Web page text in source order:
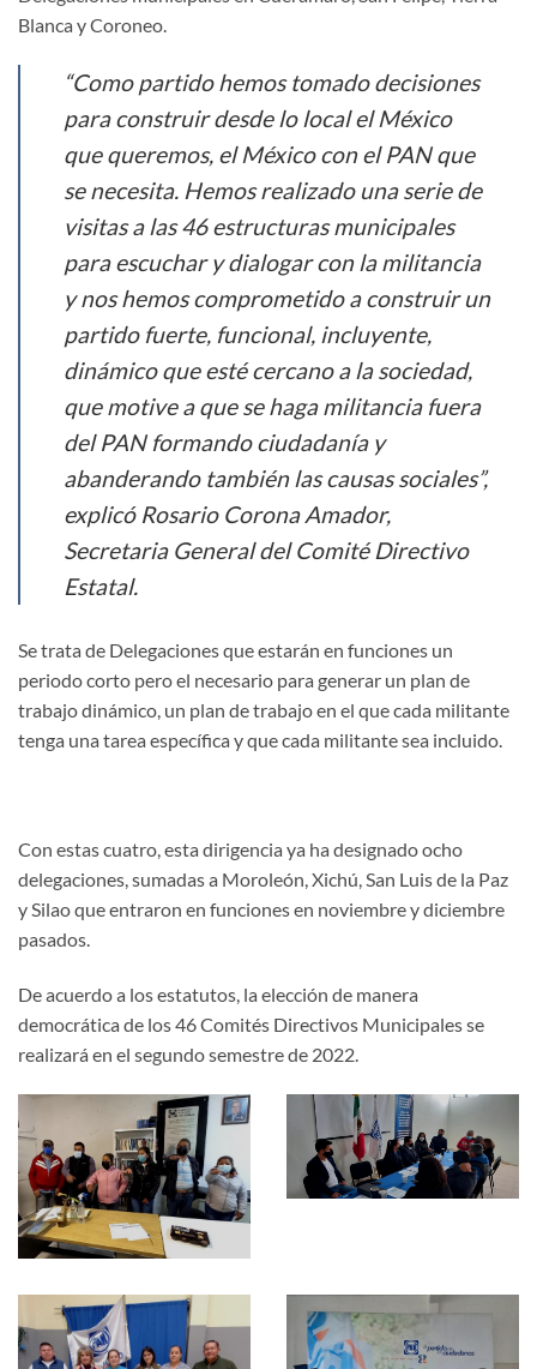
Blanca y Coroneo.
“Como partido hemos tomado decisiones
para construir desde lo local el México
que queremos, el México con el PAN que
se necesita. Hemos realizado una serie de
visitas a las 46 estructuras municipales
para escuchar y dialogar con la militancia
y nos hemos comprometido a construir un
partido fuerte, funcional, incluyente,
dinámico que esté cercano a la sociedad,
que motive a que se haga militancia fuera
del PAN formando ciudadanía y
abanderando también las causas sociales”,
explicó Rosario Corona Amador,
Secretaria General del Comité Directivo
Estatal.
Se trata de Delegaciones que estarán en funciones un
periodo corto pero el necesario para generar un plan de
trabajo dinámico, un plan de trabajo en el que cada militante
tenga una tarea específica y que cada militante sea incluido.
Con estas cuatro, esta dirigencia ya ha designado ocho
delegaciones, sumadas a Moroleón, Xichú, San Luis de la Paz
y Silao que entraron en funciones en noviembre y diciembre
pasados.
De acuerdo a los estatutos, la elección de manera
democrática de los 46 Comités Directivos Municipales se
realizará en el segundo semestre de 2022.